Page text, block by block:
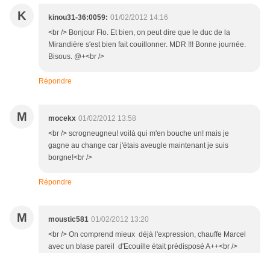
K kinou31-36:0059: 01/02/2012 14:16
<br /> Bonjour Flo. Et bien, on peut dire que le duc de la
Mirandière s'est bien fait couillonner. MDR !!! Bonne journée.
Bisous. @+<br />
Répondre
M mocekx 01/02/2012 13:58
<br /> scrogneugneu! voilà qui m'en bouche un! mais je
gagne au change car j'étais aveugle maintenant je suis
borgne!<br />
Répondre
M moustic581 01/02/2012 13:20
<br /> On comprend mieux déjà l'expression, chauffe Marcel
avec un blase pareil d'Ecouille était prédisposé A++<br />